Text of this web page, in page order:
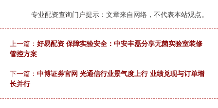
专业配资查询门户提示：文章来自网络，不代表本站观点。
上一篇： 好易配资 保障实验安全：中安丰磊分享无菌实验室装修
管控方案
下一篇： 中博证券官网 光通信行业景气度上行 业绩兑现与订单增
长并行